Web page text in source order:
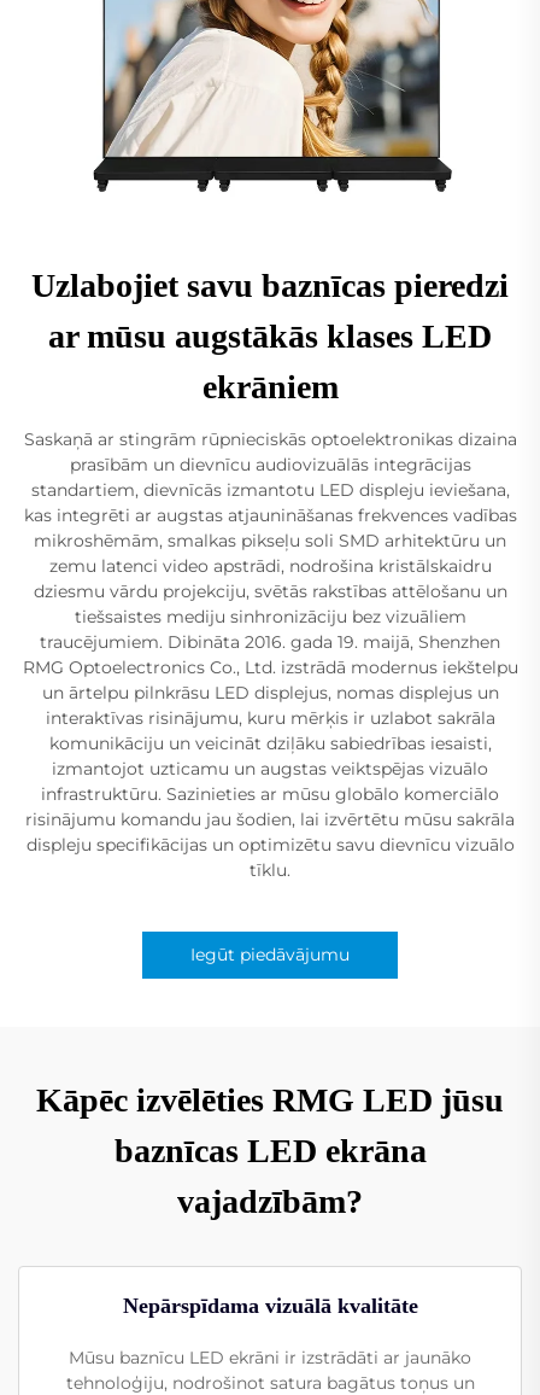
Uzlabojiet savu baznīcas pieredzi
ar mūsu augstākās klases LED
ekrāniem
Saskaņā ar stingrām rūpnieciskās optoelektronikas dizaina
prasībām un dievnīcu audiovizuālās integrācijas
standartiem, dievnīcās izmantotu LED displeju ieviešana,
kas integrēti ar augstas atjaunināšanas frekvences vadības
mikroshēmām, smalkas pikseļu soli SMD arhitektūru un
zemu latenci video apstrādi, nodrošina kristālskaidru
dziesmu vārdu projekciju, svētās rakstības attēlošanu un
tiešsaistes mediju sinhronizāciju bez vizuāliem
traucējumiem. Dibināta 2016. gada 19. maijā, Shenzhen
RMG Optoelectronics Co., Ltd. izstrādā modernus iekštelpu
un ārtelpu pilnkrāsu LED displejus, nomas displejus un
interaktīvas risinājumu, kuru mērķis ir uzlabot sakrāla
komunikāciju un veicināt dziļāku sabiedrības iesaisti,
izmantojot uzticamu un augstas veiktspējas vizuālo
infrastruktūru. Sazinieties ar mūsu globālo komerciālo
risinājumu komandu jau šodien, lai izvērtētu mūsu sakrāla
displeju specifikācijas un optimizētu savu dievnīcu vizuālo
tīklu.
Iegūt piedāvājumu
Kāpēc izvēlēties RMG LED jūsu
baznīcas LED ekrāna
vajadzībām?
Nepārspīdama vizuālā kvalitāte
Mūsu baznīcu LED ekrāni ir izstrādāti ar jaunāko
tehnoloģiju, nodrošinot satura bagātus toņus un